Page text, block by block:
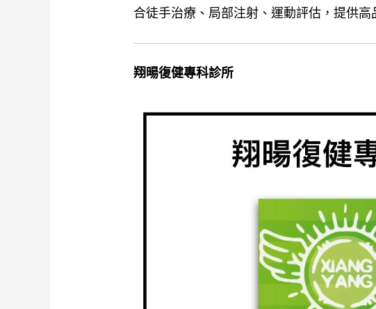
合徒手治療、局部注射、運動評估，提供高
翔暘復健專科診所